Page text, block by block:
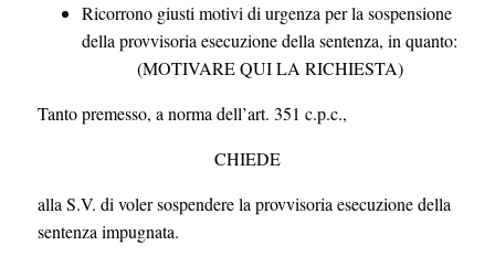
Ricorrono giusti motivi di urgenza per la sospensione
della provvisoria esecuzione della sentenza, in quanto:
(MOTIVARE QUI LA RICHIESTA)
Tanto premesso, a norma dell’art. 351 c.p.c.,
CHIEDE
alla S.V. di voler sospendere la provvisoria esecuzione della
sentenza impugnata.